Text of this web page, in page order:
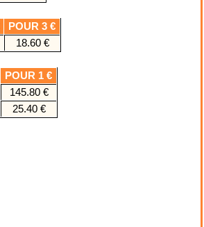
POUR 3 €
18.60 €
POUR 1 €
145.80 €
25.40 €